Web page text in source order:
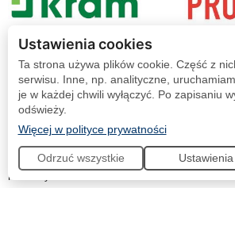
Sponsorzy
Partnerzy
Ustawienia cookies
Ta strona używa plików cookie. Część z
serwisu. Inne, np. analityczne,
je w każdej chwili wyłączyć. Po zapisaniu
odświeży.
Więcej w polityce prywatności(otwiera się w
Odrzuć wszystkie Ustawienia